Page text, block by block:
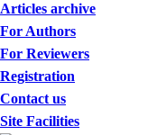
Articles archive
For Authors
For Reviewers
Registration
Contact us
Site Facilities